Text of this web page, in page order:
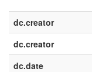
dc.creator
dc.creator
dc.date